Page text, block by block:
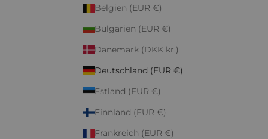
Belgien (EUR €)
Bulgarien (EUR €)
Dänemark (DKK kr.)
Deutschland (EUR €)
Estland (EUR €)
Finnland (EUR €)
Frankreich (EUR €)